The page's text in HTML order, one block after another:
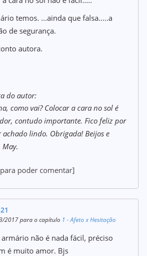
temos. ...ainda que falsa.....a
de segurança.
autora.
do autor:
como vai? Colocar a cara no sol é
contudo importante. Fico feliz por
achado lindo. Obrigada! Beijos e
para poder comentar]
2017 para o capítulo 1 - Afeto x Hesitação
armário não é nada fácil, préciso
é muito amor. Bjs